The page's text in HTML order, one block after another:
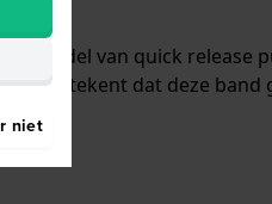
middel van quick release
betekent dat deze
niet